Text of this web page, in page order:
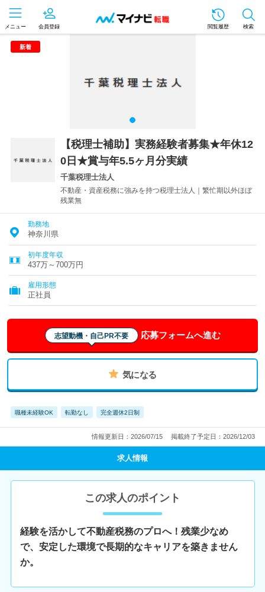
メニュー 会員登録 閲覧履歴 検索
新着
【税理士補助】実務経験者募集★年休12
0日★賞与年5.5ヶ月分実績
千葉税理士法人
不動産・資産税務に強みを持つ税理士法人｜繁忙期以外ほぼ
残業無
勤務地
神奈川県
初年度年収
437万～700万円
雇用形態
正社員
志望動機・自己PR不要 応募フォームへ進む
気になる
職種未経験OK 転勤なし 完全週休2日制
情報更新日：2026/07/15 掲載終了予定日：2026/12/03
求人情報
この求人のポイント
経験を活かして不動産税務のプロへ！残業少なめ
で、安定した環境で長期的なキャリアを築きません
か。